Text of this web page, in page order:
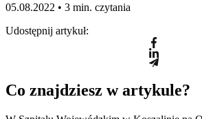
05.08.2022 • 3 min. czytania
Udostępnij artykuł:
Co znajdziesz w artykule?